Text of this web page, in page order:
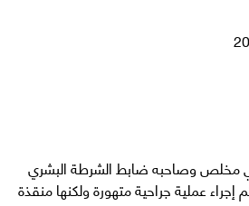
مخلص وصاحبه ضابط الشرطة البشري
إجراء عملية جراحية متهورة ولكنها منقذة